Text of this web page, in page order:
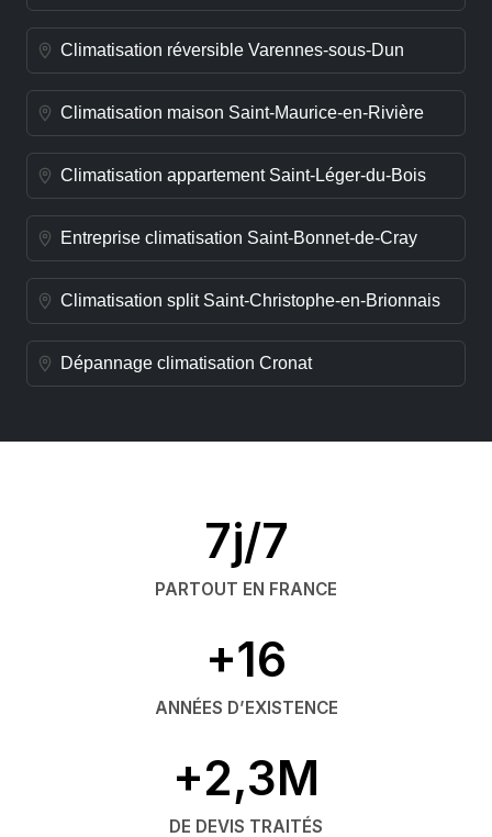
Climatisation réversible Varennes-sous-Dun
Climatisation maison Saint-Maurice-en-Rivière
Climatisation appartement Saint-Léger-du-Bois
Entreprise climatisation Saint-Bonnet-de-Cray
Climatisation split Saint-Christophe-en-Brionnais
Dépannage climatisation Cronat
7j/7
PARTOUT EN FRANCE
+16
ANNÉES D’EXISTENCE
+2,3M
DE DEVIS TRAITÉS